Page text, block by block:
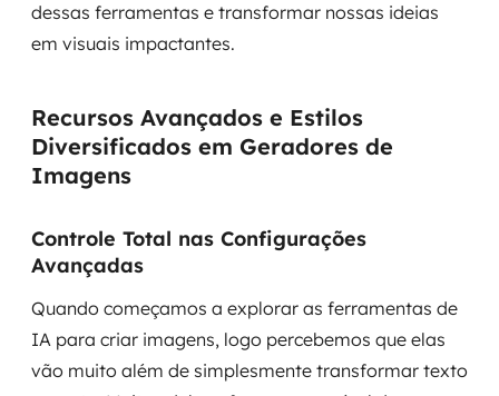
dessas ferramentas e transformar nossas ideias
em visuais impactantes.
Recursos Avançados e Estilos
Diversificados em Geradores de
Imagens
Controle Total nas Configurações
Avançadas
Quando começamos a explorar as ferramentas de
IA para criar imagens, logo percebemos que elas
vão muito além de simplesmente transformar texto